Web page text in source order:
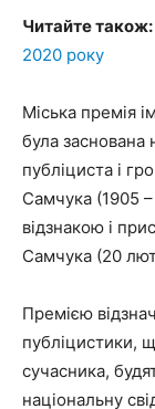
Читайте також:
2020 року
Міська премія
була
публіциста і
Самчука (1905
відзнакою і
Самчука (20
Премією
публіцистики,
сучасника,
національну